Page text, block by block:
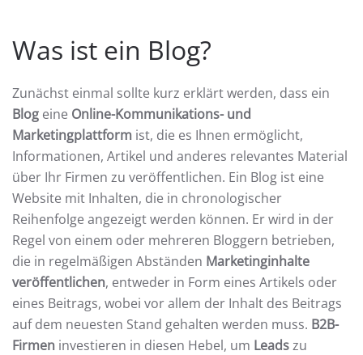
Was ist ein Blog?
Zunächst einmal sollte kurz erklärt werden, dass ein
Blog eine Online-Kommunikations- und
Marketingplattform ist, die es Ihnen ermöglicht,
Informationen, Artikel und anderes relevantes Material
über Ihr Firmen zu veröffentlichen. Ein Blog ist eine
Website mit Inhalten, die in chronologischer
Reihenfolge angezeigt werden können. Er wird in der
Regel von einem oder mehreren Bloggern betrieben,
die in regelmäßigen Abständen Marketinginhalte
veröffentlichen, entweder in Form eines Artikels oder
eines Beitrags, wobei vor allem der Inhalt des Beitrags
auf dem neuesten Stand gehalten werden muss. B2B-
Firmen investieren in diesen Hebel, um Leadszu